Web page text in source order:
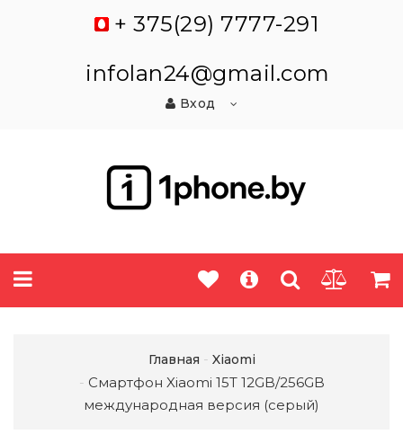
+ 375(29) 7777-291
infolan24@gmail.com
Вход
Главная Xiaomi
Смартфон Xiaomi 15T 12GB/256GB
международная версия (серый)